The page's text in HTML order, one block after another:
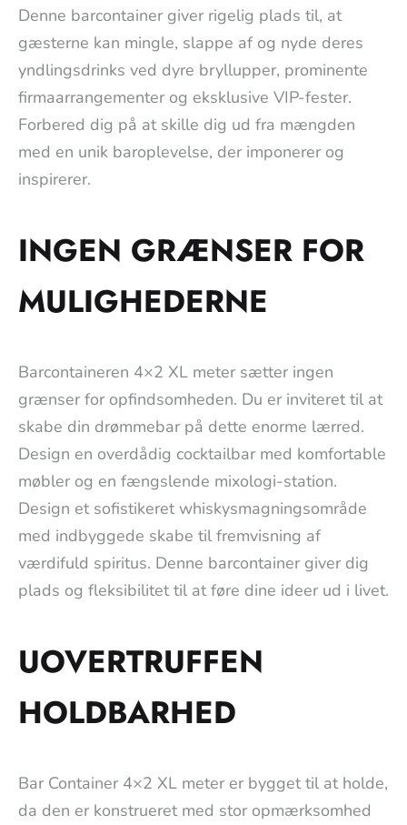
Denne barcontainer giver rigelig plads til, at
gæsterne kan mingle, slappe af og nyde deres
yndlingsdrinks ved dyre bryllupper, prominente
firmaarrangementer og eksklusive VIP-fester.
Forbered dig på at skille dig ud fra mængden
med en unik baroplevelse, der imponerer og
inspirerer.
INGEN GRÆNSER FOR
MULIGHEDERNE
Barcontaineren 4×2 XL meter sætter ingen
grænser for opfindsomheden. Du er inviteret til at
skabe din drømmebar på dette enorme lærred.
Design en overdådig cocktailbar med komfortable
møbler og en fængslende mixologi-station.
Design et sofistikeret whiskysmagningsområde
med indbyggede skabe til fremvisning af
værdifuld spiritus. Denne barcontainer giver dig
plads og fleksibilitet til at føre dine ideer ud i livet.
UOVERTRUFFEN
HOLDBARHED
Bar Container 4×2 XL meter er bygget til at holde,
da den er konstrueret med stor opmærksomhed